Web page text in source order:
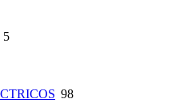
5
98